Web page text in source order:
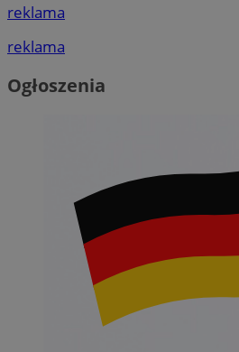
reklama
reklama
Ogłoszenia